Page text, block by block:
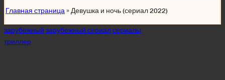
Главная страница » Девушка и ночь (сериал 2022)
Posted
in
зарубежный зарубежный сериалсериалы
триллер